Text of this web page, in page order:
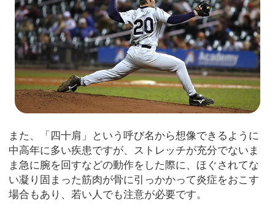
また、「四十肩」という呼び名から想像できるように
中高年に多い疾患ですが、ストレッチが充分でないま
ま急に腕を回すなどの動作をした際に、ほぐされてな
い凝り固まった筋肉が骨に引っかかって炎症をおこす
場合もあり、若い人でも注意が必要です。